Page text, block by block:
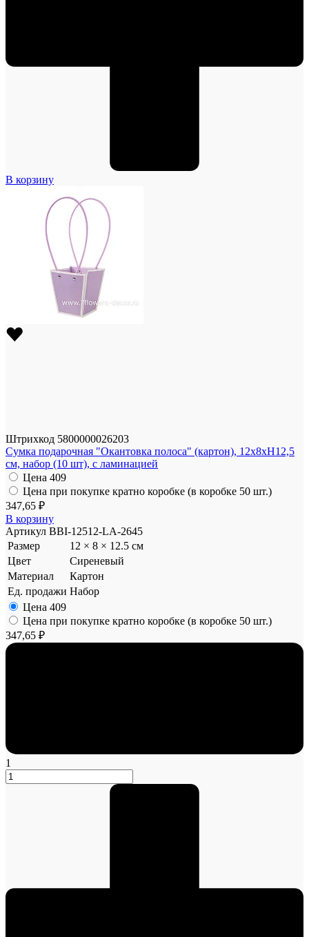
В корзину
Штрихкод 5800000026203
Сумка подарочная "Окантовка полоса" (картон), 12x8xH12,5
см, набор (10 шт), с ламинацией
Цена 409
Цена при покупке кратно коробке (в коробке 50 шт.)
347,65 ₽
В корзину
Артикул BBI-12512-LA-2645
Размер
12 × 8 × 12.5 см
Цвет
Сиреневый
Материал
Картон
Ед. продажи Набор
Цена 409
Цена при покупке кратно коробке (в коробке 50 шт.)
347,65 ₽
1